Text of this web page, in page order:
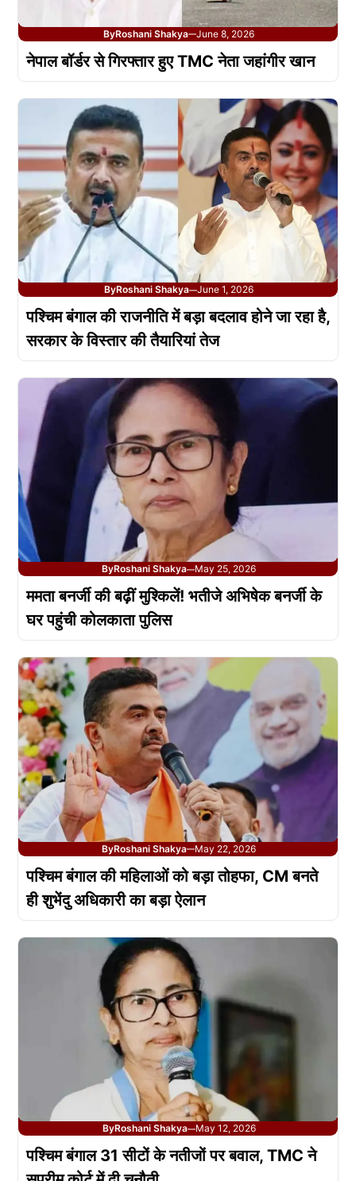
ByRoshani Shakya—June 8, 2026
नेपाल बॉर्डर से गिरफ्तार हुए TMC नेता जहांगीर खान
ByRoshani Shakya—June 1, 2026
पश्चिम बंगाल की राजनीति में बड़ा बदलाव होने जा रहा है,
सरकार के विस्तार की तैयारियां तेज
ByRoshani Shakya—May 25, 2026
ममता बनर्जी की बढ़ीं मुश्किलें! भतीजे अभिषेक बनर्जी के
घर पहुंची कोलकाता पुलिस
ByRoshani Shakya—May 22, 2026
पश्चिम बंगाल की महिलाओं को बड़ा तोहफा, CM बनते
ही शुभेंदु अधिकारी का बड़ा ऐलान
ByRoshani Shakya—May 12, 2026
पश्चिम बंगाल 31 सीटों के नतीजों पर बवाल, TMC ने